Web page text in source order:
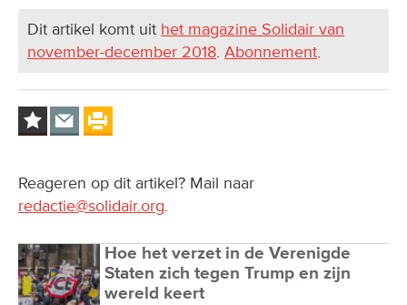
Dit artikel komt uit het magazine Solidair van
november-december 2018. Abonnement.
Reageren op dit artikel? Mail naar
redactie@solidair.org.
Hoe het verzet in de Verenigde
Staten zich tegen Trump en zijn
wereld keert